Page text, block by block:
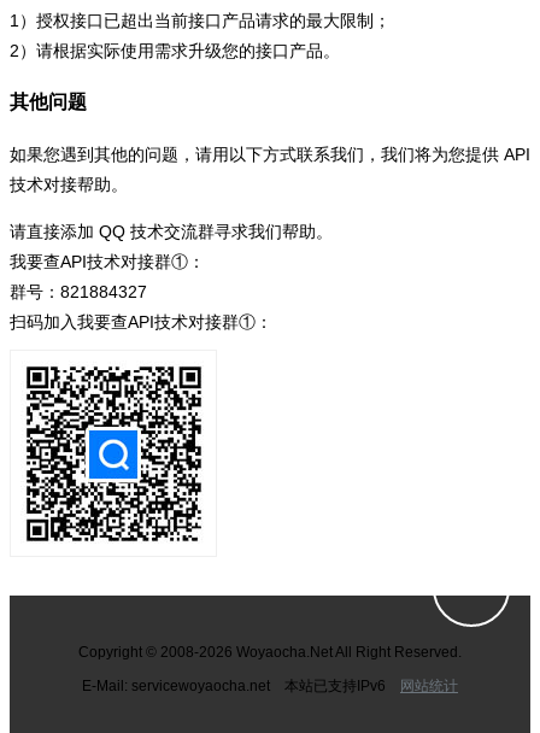
1）授权接口已超出当前接口产品请求的最大限制；
2）请根据实际使用需求升级您的接口产品。
其他问题
如果您遇到其他的问题，请用以下方式联系我们，我们将为您提供 API
技术对接帮助。
请直接添加 QQ 技术交流群寻求我们帮助。
我要查API技术对接群①：
群号：821884327
扫码加入我要查API技术对接群①：
Copyright © 2008-2026 Woyaocha.Net All Right Reserved.
E-Mail: servicewoyaocha.net 本站已支持IPv6 网站统计